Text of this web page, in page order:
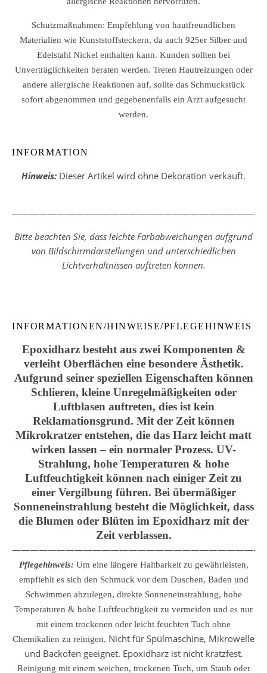
Schutzmaßnahmen: Empfehlung von hautfreundlichen
Materialien wie Kunststoffsteckern, da auch 925er Silber und
Edelstahl Nickel enthalten kann. Kunden sollten bei
Unverträglichkeiten beraten werden. Treten Hautreizungen oder
andere allergische Reaktionen auf, sollte das Schmuckstück
sofort abgenommen und gegebenenfalls ein Arzt aufgesucht
werden.
INFORMATION
Hinweis: Dieser Artikel wird ohne Dekoration verkauft.
Bitte beachten Sie, dass leichte Farbabweichungen aufgrund
von Bildschirmdarstellungen und unterschiedlichen
Lichtverhältnissen auftreten können.
INFORMATIONEN/HINWEISE/PFLEGEHINWEIS
Epoxidharz besteht aus zwei Komponenten &
verleiht Oberflächen eine besondere Ästhetik.
Aufgrund seiner speziellen Eigenschaften können
Schlieren, kleine Unregelmäßigkeiten oder
Luftblasen auftreten, dies ist kein
Reklamationsgrund. Mit der Zeit können
Mikrokratzer entstehen, die das Harz leicht matt
wirken lassen – ein normaler Prozess. UV-
Strahlung, hohe Temperaturen & hohe
Luftfeuchtigkeit können nach einiger Zeit zu
einer Vergilbung führen. Bei übermäßiger
Sonneneinstrahlung besteht die Möglichkeit, dass
die Blumen oder Blüten im Epoxidharz mit der
Zeit verblassen.
Pflegehinweis: Um eine längere Haltbarkeit zu gewährleisten,
empfiehlt es sich den Schmuck vor dem Duschen, Baden und
Schwimmen abzulegen, direkte Sonneneinstrahlung, hohe
Temperaturen & hohe Luftfeuchtigkeit zu vermeiden und es nur
mit einem trockenen oder leicht feuchten Tuch ohne
Chemikalien zu reinigen. Nicht für Spülmaschine, Mikrowelle
und Backofen geeignet. Epoxidharz ist nicht kratzfest.
Reinigung mit einem weichen, trockenen Tuch, um Staub oder